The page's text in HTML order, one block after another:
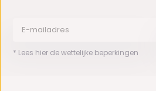
* Lees hier de wettelijke beperkingen